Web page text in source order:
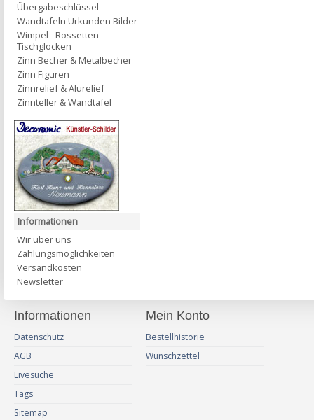
Übergabeschlüssel
Wandtafeln Urkunden Bilder
Wimpel - Rossetten -
Tischglocken
Zinn Becher & Metalbecher
Zinn Figuren
Zinnrelief & Alurelief
Zinnteller & Wandtafel
Informationen
Wir über uns
Zahlungsmöglichkeiten
Versandkosten
Newsletter
Informationen
Datenschutz
AGB
Livesuche
Tags
Sitemap
Mein Konto
Bestellhistorie
Wunschzettel